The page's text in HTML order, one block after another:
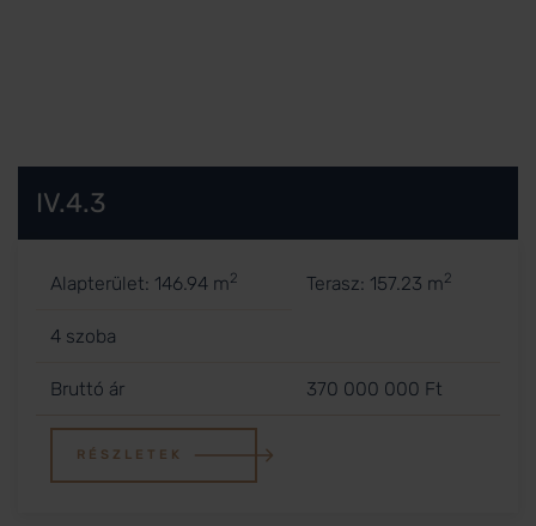
IV.4.3
Alapterület: 146.94 m2 Terasz: 157.23 m2
4 szoba
Bruttó ár 370 000 000 Ft
RÉSZLETEK